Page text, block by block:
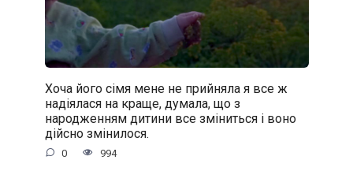
Хоча його сімя мене не прийняла я все ж
надіялася на краще, думала, що з
народженням дитини все зміниться і воно
дійсно змінилося.
0 994